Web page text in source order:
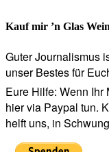
Kauf mir ’n Glas
Guter Journalismus
unser Bestes für
Eure Hilfe: Wenn Ihr
hier via Paypal tun.
helft uns, in